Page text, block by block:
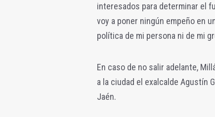
interesados para determinar el
voy a poner ningún empeño en
política de mi persona ni de mi
En caso de no salir adelante,
a la ciudad el exalcalde Agustín
Jaén.